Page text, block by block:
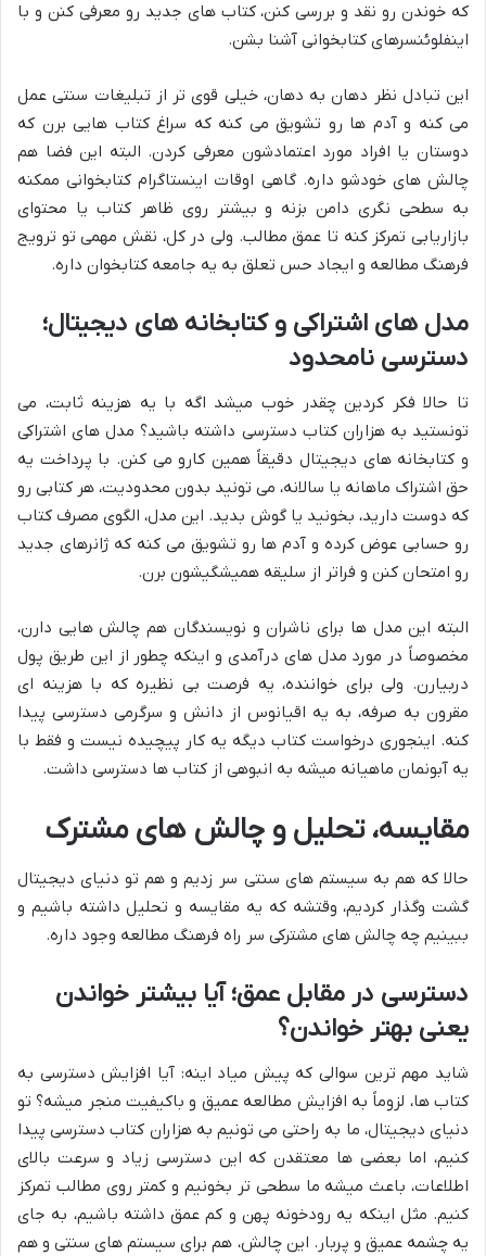
که خوندن رو نقد و بررسی کنن، کتاب های جدید رو معرفی کنن و با
اینفلوئنسرهای کتابخوانی آشنا بشن.
این تبادل نظر دهان به دهان، خیلی قوی تر از تبلیغات سنتی عمل
می کنه و آدم ها رو تشویق می کنه که سراغ کتاب هایی برن که
دوستان یا افراد مورد اعتمادشون معرفی کردن. البته این فضا هم
چالش های خودشو داره. گاهی اوقات اینستاگرام کتابخوانی ممکنه
به سطحی نگری دامن بزنه و بیشتر روی ظاهر کتاب یا محتوای
بازاریابی تمرکز کنه تا عمق مطالب. ولی در کل، نقش مهمی تو ترویج
فرهنگ مطالعه و ایجاد حس تعلق به یه جامعه کتابخوان داره.
مدل های اشتراکی و کتابخانه های دیجیتال؛
دسترسی نامحدود
تا حالا فکر کردین چقدر خوب میشد اگه با یه هزینه ثابت، می
تونستید به هزاران کتاب دسترسی داشته باشید؟ مدل های اشتراکی
و کتابخانه های دیجیتال دقیقاً همین کارو می کنن. با پرداخت یه
حق اشتراک ماهانه یا سالانه، می تونید بدون محدودیت، هر کتابی رو
که دوست دارید، بخونید یا گوش بدید. این مدل، الگوی مصرف کتاب
رو حسابی عوض کرده و آدم ها رو تشویق می کنه که ژانرهای جدید
رو امتحان کنن و فراتر از سلیقه همیشگیشون برن.
البته این مدل ها برای ناشران و نویسندگان هم چالش هایی دارن،
مخصوصاً در مورد مدل های درآمدی و اینکه چطور از این طریق پول
دربیارن. ولی برای خواننده، یه فرصت بی نظیره که با هزینه ای
مقرون به صرفه، به یه اقیانوس از دانش و سرگرمی دسترسی پیدا
کنه. اینجوری درخواست کتاب دیگه یه کار پیچیده نیست و فقط با
یه آبونمان ماهیانه میشه به انبوهی از کتاب ها دسترسی داشت.
مقایسه، تحلیل و چالش های مشترک
حالا که هم به سیستم های سنتی سر زدیم و هم تو دنیای دیجیتال
گشت وگذار کردیم، وقتشه که یه مقایسه و تحلیل داشته باشیم و
ببینیم چه چالش های مشترکی سر راه فرهنگ مطالعه وجود داره.
دسترسی در مقابل عمق؛ آیا بیشتر خواندن
یعنی بهتر خواندن؟
شاید مهم ترین سوالی که پیش میاد اینه: آیا افزایش دسترسی به
کتاب ها، لزوماً به افزایش مطالعه عمیق و باکیفیت منجر میشه؟ تو
دنیای دیجیتال، ما به راحتی می تونیم به هزاران کتاب دسترسی پیدا
کنیم، اما بعضی ها معتقدن که این دسترسی زیاد و سرعت بالای
اطلاعات، باعث میشه ما سطحی تر بخونیم و کمتر روی مطالب تمرکز
کنیم. مثل اینکه یه رودخونه پهن و کم عمق داشته باشیم، به جای
یه چشمه عمیق و پربار. این چالش، هم برای سیستم های سنتی و هم